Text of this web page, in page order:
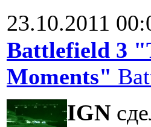
23.10.2011
Battlefield 3
Moments"
IGN